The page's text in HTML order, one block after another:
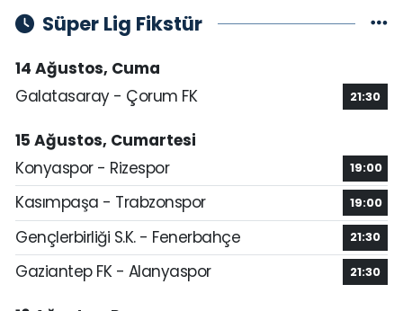
Süper Lig Fikstür
14 Ağustos, Cuma
Galatasaray - Çorum FK
21:30
15 Ağustos, Cumartesi
Konyaspor - Rizespor
19:00
Kasımpaşa - Trabzonspor 19:00
Gençlerbirliği S.K. - Fenerbahçe 21:30
Gaziantep FK - Alanyaspor 21:30